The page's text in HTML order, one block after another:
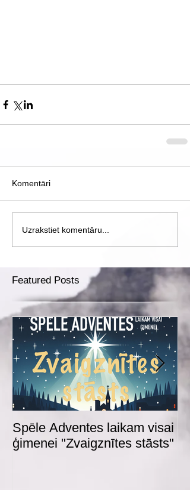
Komentāri
Uzrakstiet komentāru...
Featured Posts
Spēle Adventes laikam visai
ģimenei "Zvaigznītes stāsts"